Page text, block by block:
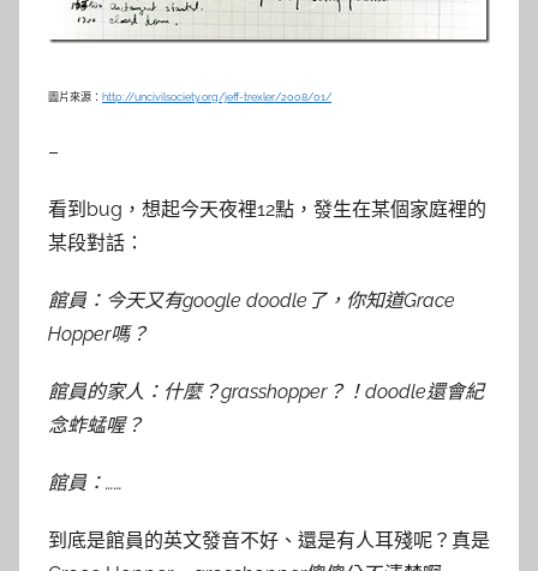
圖片來源： http://uncivilsociety.org/jeff-trexler/2008/01/
–
看到bug，想起今天夜裡12點，發生在某個家庭裡的
某段對話：
館員：今天又有google doodle了，你知道Grace
Hopper嗎？
館員的家人：什麼？grasshopper？！doodle還會紀
念蚱蜢喔？
館員：……
到底是館員的英文發音不好、還是有人耳殘呢？真是